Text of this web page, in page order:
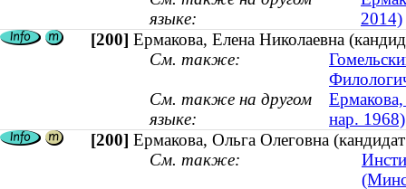
языке:
2014)
[200] Ермакова, Елена Николаевна
См. также:
См. также на другом
языке:
Ермакова,
нар. 1968)
[200] Ермакова, Ольга Олеговна
См. также: